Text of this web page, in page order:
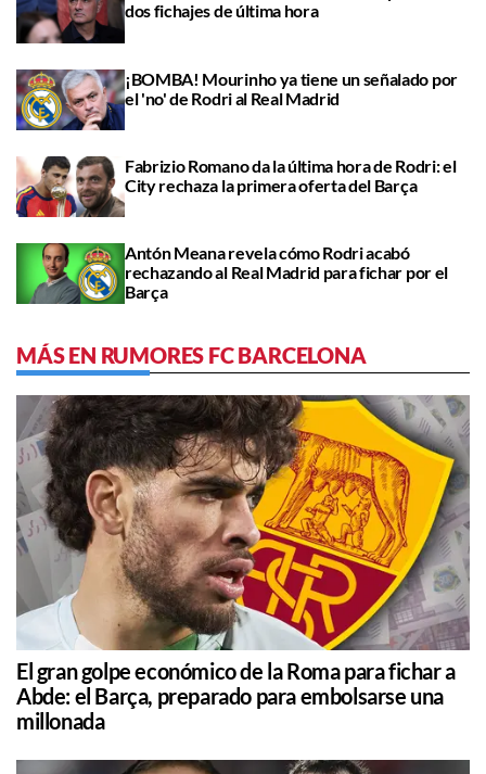
dos fichajes de última hora
¡BOMBA! Mourinho ya tiene un señalado por
el 'no' de Rodri al Real Madrid
Fabrizio Romano da la última hora de Rodri: el
City rechaza la primera oferta del Barça
Antón Meana revela cómo Rodri acabó
rechazando al Real Madrid para fichar por el
Barça
MÁS EN RUMORES FC BARCELONA
El gran golpe económico de la Roma para fichar a
Abde: el Barça, preparado para embolsarse una
millonada